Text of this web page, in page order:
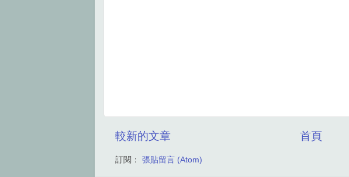
較新的文章 首頁
訂閱： 張貼留言 (Atom)